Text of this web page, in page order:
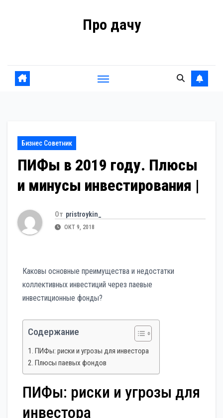
Про дачу
Бизнес Советник
ПИФы в 2019 году. Плюсы
и минусы инвестирования |
От pristroykin_
ОКТ 9, 2018
Каковы основные преимущества и недостатки
коллективных инвестиций через паевые
инвестиционные фонды?
Содержание
ПИФы: риски и угрозы для инвестора
Плюсы паевых фондов
ПИФы: риски и угрозы для
инвестора